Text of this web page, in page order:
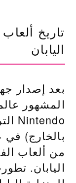
تاريخ
اليابان
بعد إصدار
المشهور
من ألعاب
اليابان.